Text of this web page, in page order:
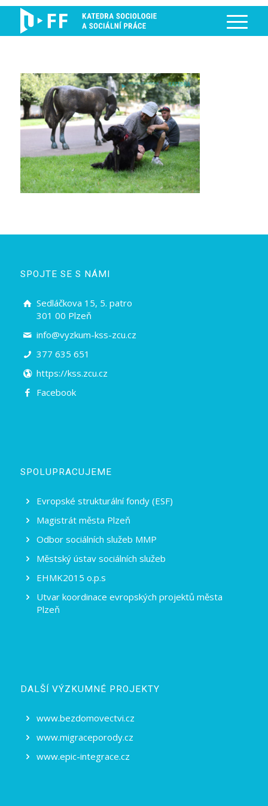
SPOJTE SE S NÁMI
Sedláčkova 15, 5. patro
301 00 Plzeň
info@vyzkum-kss-zcu.cz
377 635 651
https://kss.zcu.cz
Facebook
SPOLUPRACUJEME
Evropské strukturální fondy (ESF)
Magistrát města Plzeň
Odbor sociálních služeb MMP
Městský ústav sociálních služeb
EHMK2015 o.p.s
Utvar koordinace evropských projektů města
Plzeň
DALŠÍ VÝZKUMNÉ PROJEKTY
www.bezdomovectvi.cz
www.migraceporody.cz
www.epic-integrace.cz